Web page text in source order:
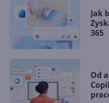
Jak
365
Od